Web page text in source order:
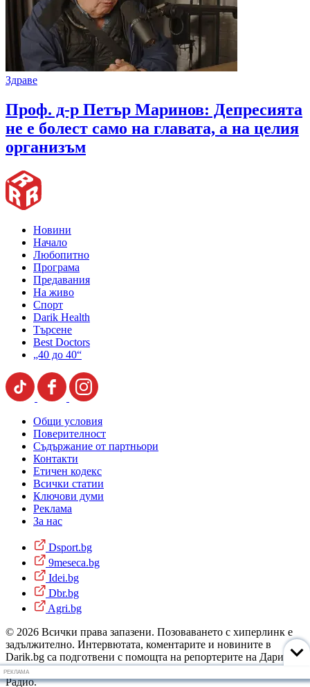
Здраве
Проф. д-р Петър Маринов: Депресията
не е болест само на главата, а на целия
организъм
Новини
Начало
Любопитно
Програма
Предавания
На живо
Спорт
Darik Health
Търсене
Best Doctors
„40 до 40“
Общи условия
Поверителност
Съдържание от партньори
Контакти
Етичен кодекс
Всички статии
Ключови думи
Реклама
За нас
Dsport.bg
9meseca.bg
Idei.bg
Dbr.bg
Agri.bg
© 2026 Всички права запазени. Позоваването с хиперлинк е
задължително. Интервютата, коментарите и новините в
Darik.bg са подготвени с помощта на репортерите на Дарик
Радио и новинарските емисии на радиото. Снимки: Дарик
Радио.
РЕКЛАМА